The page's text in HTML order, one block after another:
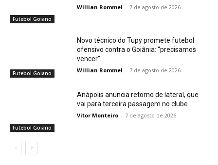
Futebol Goiano
Willian Rommel - 7 de agosto de 2026
Futebol Goiano
Novo técnico do Tupy promete futebol
ofensivo contra o Goiânia: “precisamos
vencer”
Willian Rommel - 7 de agosto de 2026
Futebol Goiano
Anápolis anuncia retorno de lateral, que
vai para terceira passagem no clube
Vitor Monteiro - 7 de agosto de 2026